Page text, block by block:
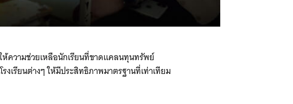
ความช่วยเหลือนักเรียนที่ขาดแคลนทุนทรัพย์
เรียนต่างๆ ให้มีประสิทธิภาพมาตรฐานที่เท่าเทียม